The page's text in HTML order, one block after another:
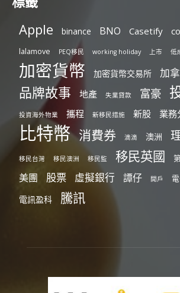
Apple binance BNO Casetify
lalamove PEQ移民 working holiday 上市 低
加密貨幣 加密貨幣交易所 加
品牌故事 地產 失業貸款 富豪
投資海外物業 攜程 新移民措施 新股 業務
比特幣 消費券 滴滴 澳洲
移民台灣 移民澳洲 移民監 移民英國
美團 股票 虛擬銀行 譚仔 開戶
電訊盈科 騰訊